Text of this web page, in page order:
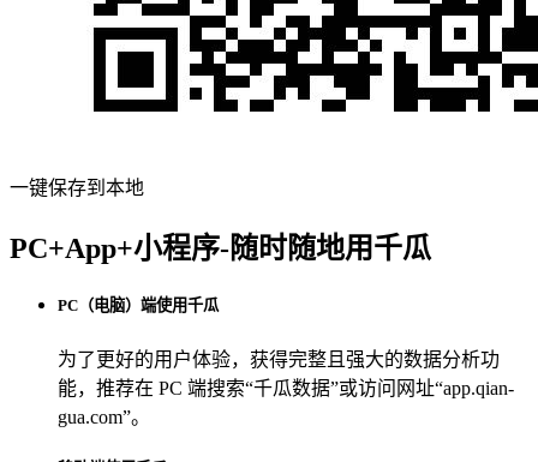
一键保存到本地
PC+App+小程序-随时随地用千瓜
PC（电脑）端使用千瓜
为了更好的用户体验，获得完整且强大的数据分析功
能，推荐在 PC 端搜索“千瓜数据”或访问网址“app.qian-
gua.com”。